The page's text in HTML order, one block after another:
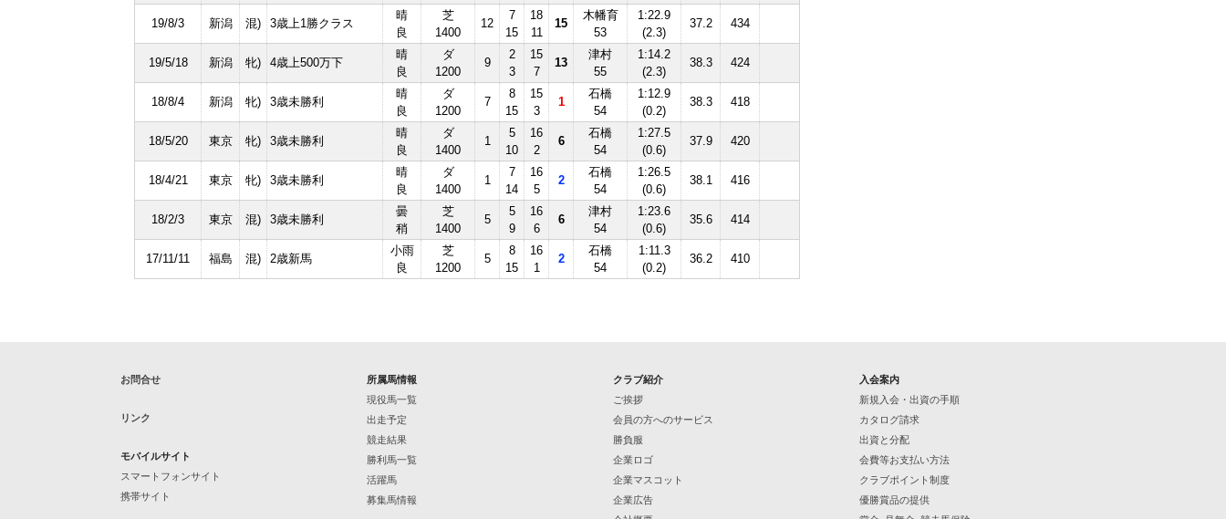
19/8/3 新潟 混) 3歳上1勝クラス
晴
良
芝
1400
12
7
15
18
11
15
木幡育
53
1:22.9
(2.3)
37.2 434
19/5/18 新潟 牝) 4歳上500万下
晴
良
ダ
1200
9
2
3
15
7
13
津村
55
1:14.2
(2.3)
38.3 424
18/8/4 新潟 牝) 3歳未勝利
晴
良
ダ
1200
7
8
15
15
3
1
石橋
54
1:12.9
(0.2)
38.3 418
18/5/20 東京 牝) 3歳未勝利
晴
良
ダ
1400
1
5
10
16
2
6
石橋
54
1:27.5
(0.6)
37.9 420
18/4/21 東京 牝) 3歳未勝利
晴
良
ダ
1400
1
7
14
16
5
2
石橋
54
1:26.5
(0.6)
38.1 416
18/2/3 東京 混) 3歳未勝利
曇
稍
芝
1400
5
5
9
16
6
6
津村
54
1:23.6
(0.6)
35.6 414
17/11/11 福島 混) 2歳新馬
小雨
良
芝
1200
5
8
15
16
1
2
石橋
54
1:11.3
(0.2)
36.2 410
お問合せ
リンク
モバイルサイト
スマートフォンサイト
携帯サイト
所属馬情報
現役馬一覧
出走予定
競走結果
勝利馬一覧
活躍馬
募集馬情報
クラブ紹介
ご挨拶
会員の方へのサービス
勝負服
企業ロゴ
企業マスコット
企業広告
入会案内
新規入会・出資の手順
カタログ請求
出資と分配
会費等お支払い方法
クラブポイント制度
優勝賞品の提供